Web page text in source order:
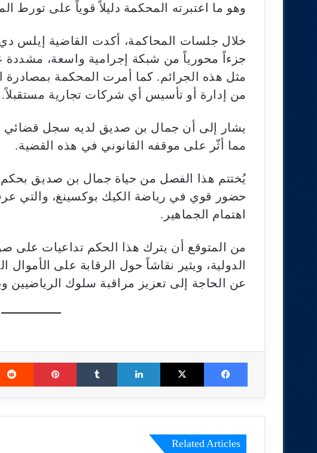
وهو ما اعتبرته المحكمة دليلاً قوياً على تورط
خلال جلسات المحاكمة، أكدت القاضية إيلس
جزءاً محورياً من شبكة إجرامية واسعة،
مثل هذه الجرائم. كما أمرت المحكمة بمصادرة
من إدارة أو تأسيس أي شركات تجارية مستقبلاً.
يشار إلى أن جمال بن صديق لديه سجل قضائي
مما أثّر على موقفه القانوني في هذه القضية.
يُختتم هذا الفصل من حياة جمال بن صديق
حضور قوي في رياضة الكيك بوكسينغ، والتي
اهتمام الجماهير.
من المتوقع أن يترك هذا الحكم تداعيات على
الدولية، ويثير نقاشاً حول الرقابة على الأموال
عن الحاجة إلى تعزيز مراقبة سلوك الرياضيين
Facebook
X
LinkedIn
Tumblr
Pinterest
Related Articles